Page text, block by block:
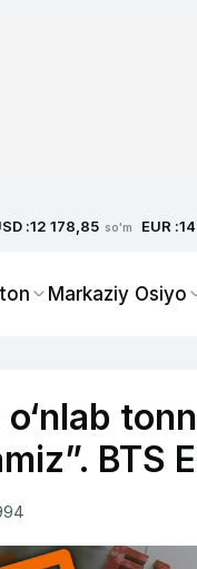
:12 178,85 so'm EUR :
Markaziy Osiyo
BTS